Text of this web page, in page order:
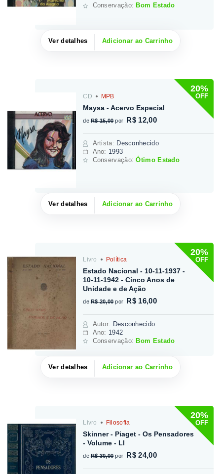
Conservação: Bom Estado
Ver detalhes Adicionar ao Carrinho
20%
OFF
CD MPB
Maysa - Acervo Especial
de R$ 15,00 por R$ 12,00
Artista: Desconhecido
Ano: 1993
Conservação:Ótimo Estado
Ver detalhes Adicionar ao Carrinho
20%
OFF
Livro Política
Estado Nacional - 10-11-1937 -
10-11-1942 - Cinco Anos de
Unidade e de Ação
de R$ 20,00 por R$ 16,00
Autor: Desconhecido
Ano: 1942
Conservação: Bom Estado
Ver detalhes Adicionar ao Carrinho
20%
OFF
Livro Filosofia
Skinner - Piaget - Os Pensadores
- Volume - LI
de R$ 30,00 por R$ 24,00